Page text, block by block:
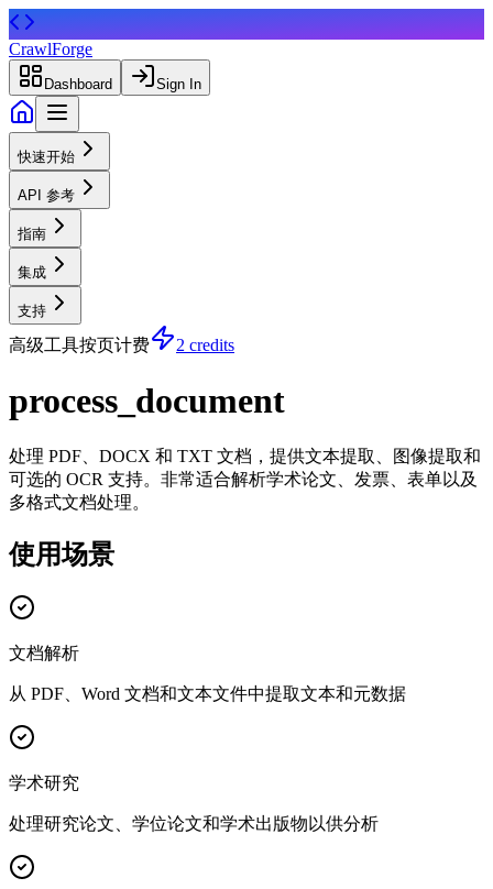
CrawlForge
Dashboard Sign In
快速开始
API 参考
指南
集成
支持
高级工具按页计费 2 credits
process_document
处理 PDF、DOCX 和 TXT 文档，提供文本提取、图像提取和
可选的 OCR 支持。非常适合解析学术论文、发票、表单以及
多格式文档处理。
使用场景
文档解析
从 PDF、Word 文档和文本文件中提取文本和元数据
学术研究
处理研究论文、学位论文和学术出版物以供分析